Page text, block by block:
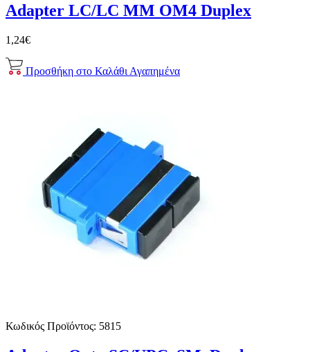
Adapter LC/LC MM OM4 Duplex
1,24€
Προσθήκη στο Καλάθι Αγαπημένα
Κωδικός Προϊόντος: 5815